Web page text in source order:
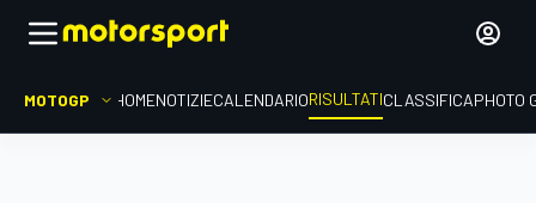
MOTOGP HOMENOTIZIECALENDARIORISULTATICLASSIFICAPHOTO